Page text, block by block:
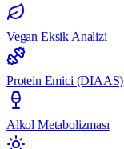
Vegan Eksik Analizi
Protein Emici (DIAAS)
Alkol Metabolizması